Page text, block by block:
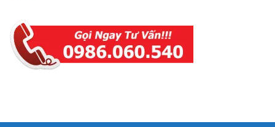
Nguyên
luận
mặt
trời
3
ưu